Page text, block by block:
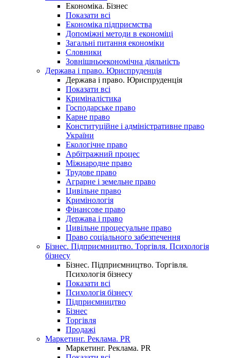
Економіка. Бізнес
Показати всі
Економіка підприємства
Допоміжні методи в економіці
Загальні питання економіки
Словники
Зовнішньоекономічна діяльність
Держава і право. Юриспруденція
Держава і право. Юриспруденція
Показати всі
Криміналістика
Господарське право
Карне право
Конституційне і адміністративне право
України
Екологічне право
Арбітражний процес
Міжнародне право
Трудове право
Аграрне і земельне право
Цивільне право
Кримінологія
Фінансове право
Держава і право
Цивільне процесуальне право
Право соціального забезпечення
Бізнес. Підприємництво. Торгівля. Психологія
бізнесу
Бізнес. Підприємництво. Торгівля.
Психологія бізнесу
Показати всі
Психологія бізнесу
Підприємництво
Бізнес
Торгівля
Продажі
Маркетинг. Реклама. PR
Маркетинг. Реклама. PR